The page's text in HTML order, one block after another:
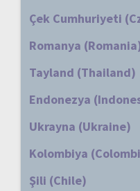
Çek Cumhuriyeti
Romanya
Tayland (Thailand)
Endonezya
Ukrayna (Ukraine)
Kolombiya
Şili (Chile)